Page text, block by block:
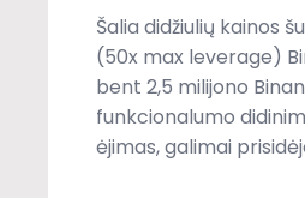
Šalia didžiulių kainos
(50x max leverage)
bent 2,5 milijono
funkcionalumo
ėjimas, galimai